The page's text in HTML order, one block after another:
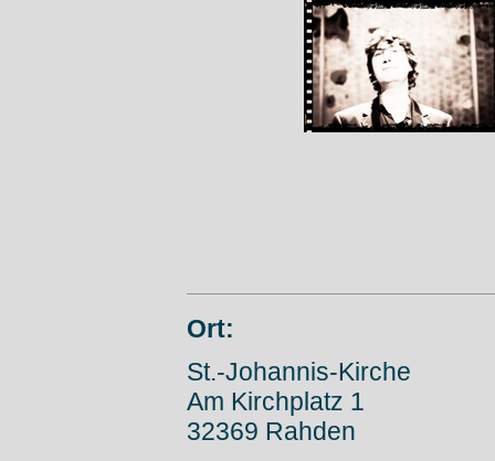
Ort:
St.-Johannis-Kirche
Am Kirchplatz 1
32369 Rahden